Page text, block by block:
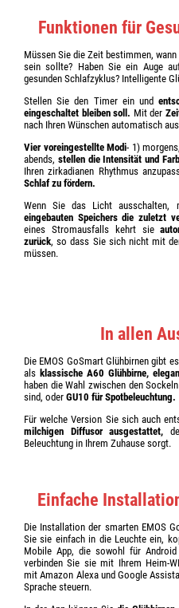
Funktionen für
Müssen Sie die Zeit bestimmen,
sein sollte? Haben Sie ein Auge
gesunden Schlafzyklus? Intelligente
Stellen Sie den Timer ein und
eingeschaltet bleiben soll. Mit der
nach Ihren Wünschen automatisch
Vier voreingestellte Modi- 1)
abends, stellen die Intensität und
Ihren zirkadianen Rhythmus
Schlaf zu fördern.
Wenn Sie das Licht ausschalten,
eingebauten Speichers die zuletzt
eines Stromausfalls kehrt sie
zurück, so dass Sie sich nicht mit
müssen.
In allen
Die EMOS GoSmart Glühbirnen gibt
alsklassische A60 Glühbirne,
haben die Wahl zwischen den Sockeln
sind, oder GU10 für Spotbeleuchtung.
Für welche Version Sie sich auch
milchigen Diffusor ausgestattet,
Beleuchtung in Ihrem Zuhause sorgt.
Einfache
Die Installation der smarten EMOS
Sie sie einfach in die Leuchte ein,
Mobile App, die sowohl für
verbinden Sie sie mit Ihrem Heim-
mit Amazon Alexa und Google
Sprache steuern.